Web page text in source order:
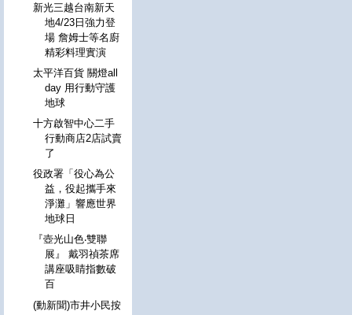
新光三越台南新天
地4/23日強力登
場 詹姆士等名廚
精彩料理實演
太平洋百貨 關燈all
day 用行動守護
地球
十方啟智中心二手
行動商店2店試賣
了
役政署「役心為公
益，役起攜手來
淨灘」響應世界
地球日
『壺光山色‧雙聯
展』 戴羽禎茶席
講座吸睛指數破
百
(動新聞)市井小民按